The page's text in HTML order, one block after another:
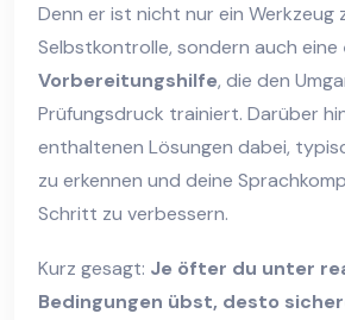
Denn er ist nicht nur ein Werkzeug
Selbstkontrolle, sondern auch eine
Vorbereitungshilfe, die den
Prüfungsdruck trainiert. Darüber
enthaltenen Lösungen dabei,
zu erkennen und deine
Schritt zu verbessern.
Kurz gesagt: Je öfter du unter
Bedingungen übst, desto